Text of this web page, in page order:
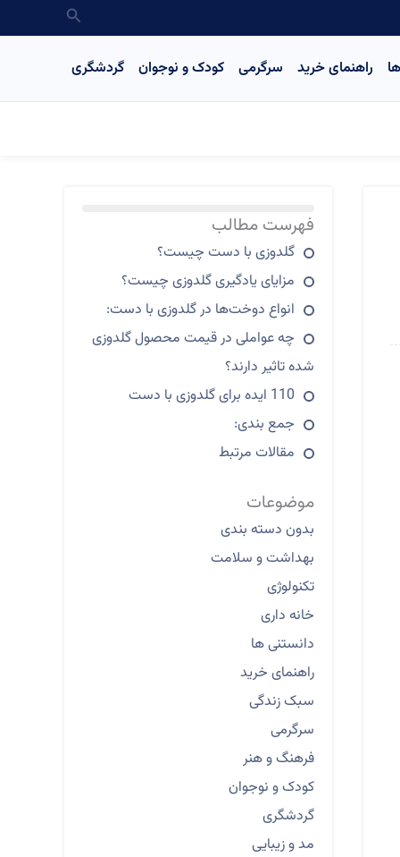
جستجو
راهنمای خرید سرگرمی کودک و نوجوان گردشگری
فهرست مطالب
گلدوزی با دست چیست؟
مزایای یادگیری گلدوزی چیست؟
انواع دوخت‌ها در گلدوزی با دست:
چه عواملی در قیمت محصول گلدوزی
شده تاثیر دارند؟
110 ایده برای گلدوزی با دست
جمع بندی:
مقالات مرتبط
موضوعات
بدون دسته بندی
بهداشت و سلامت
تکنولوژی
خانه داری
دانستنی ها
راهنمای خرید
سبک زندگی
سرگرمی
فرهنگ و هنر
کودک و نوجوان
گردشگری
مد و زیبایی